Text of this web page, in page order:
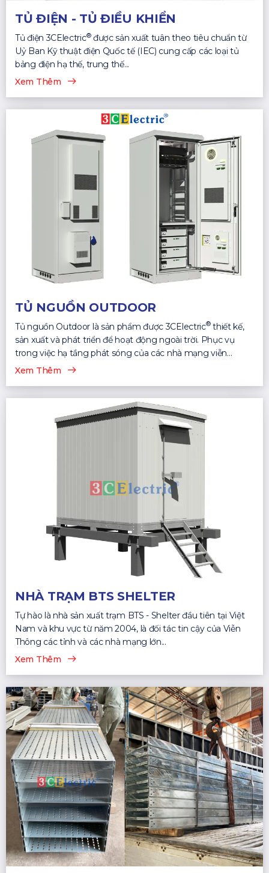
TỦ ĐIỆN - TỦ ĐIỀU KHIỂN
Tủ điện 3CElectric®được sản xuất tuân theo tiêu chuẩn từ
Uỷ Ban Kỹ thuật điện Quốc tế (IEC) cung cấp các loại tủ
bảng điện hạ thế, trung thế...
Xem Thêm
TỦ NGUỒN OUTDOOR
Tủ nguồn Outdoor là sản phẩm được 3CElectric®thiết kế,
sản xuất và phát triển để hoạt động ngoài trời. Phục vụ
trong việc hạ tầng phát sóng của các nhà mạng viễn
thông...
Xem Thêm
NHÀ TRẠM BTS SHELTER
Tự hào là nhà sản xuất trạm BTS - Shelter đầu tiên tại Việt
Nam và khu vực từ năm 2004, là đối tác tin cậy của Viễn
Thông các tỉnh và các nhà mạng lớn...
Xem Thêm